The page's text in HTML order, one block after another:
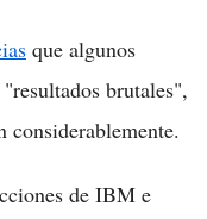
que algunos
brutales",
considerablemente.
de IBM e